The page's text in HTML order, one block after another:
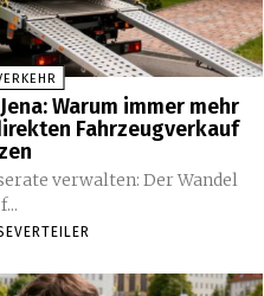
Warum immer mehr
Fahrzeugverkauf
verwalten: Der Wandel